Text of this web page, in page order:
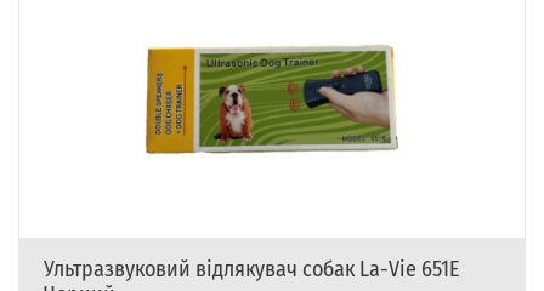
Ультразвуковий відлякувач собак La-Vie 651E